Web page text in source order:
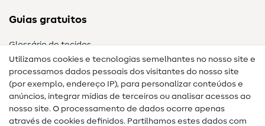
Guias gratuitos
Glossário de tecidos
Guias de costura
Ajuda e contacto
Utilizamos cookies e tecnologias semelhantes no nosso site e
processamos dados pessoais dos visitantes do nosso site
(por exemplo, endereço IP), para personalizar conteúdos e
anúncios, integrar mídias de terceiros ou analisar acessos ao
nosso site. O processamento de dados ocorre apenas
através de cookies definidos. Partilhamos estes dados com